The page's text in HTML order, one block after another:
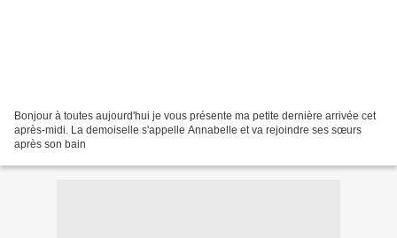
Bonjour à toutes aujourd'hui je vous présente ma petite dernière arrivée cet
après-midi. La demoiselle s'appelle Annabelle et va rejoindre ses sœurs
après son bain